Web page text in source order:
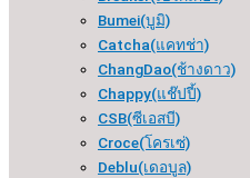
Bumei(บูมิ)
Catcha(แคทช่า)
ChangDao(ช้างดาว)
Chappy(แช๊ปปี้)
CSB(ซีเอสบี)
Croce(โครเซ่)
Deblu(เดอบูล)